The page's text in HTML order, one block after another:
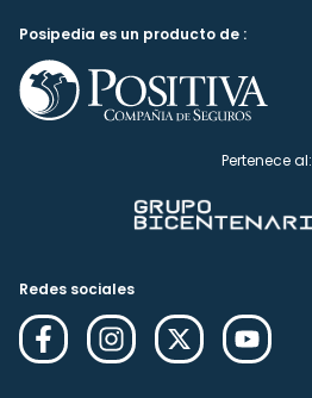
Posipedia es un producto de :
Pertenece al:
Redes sociales